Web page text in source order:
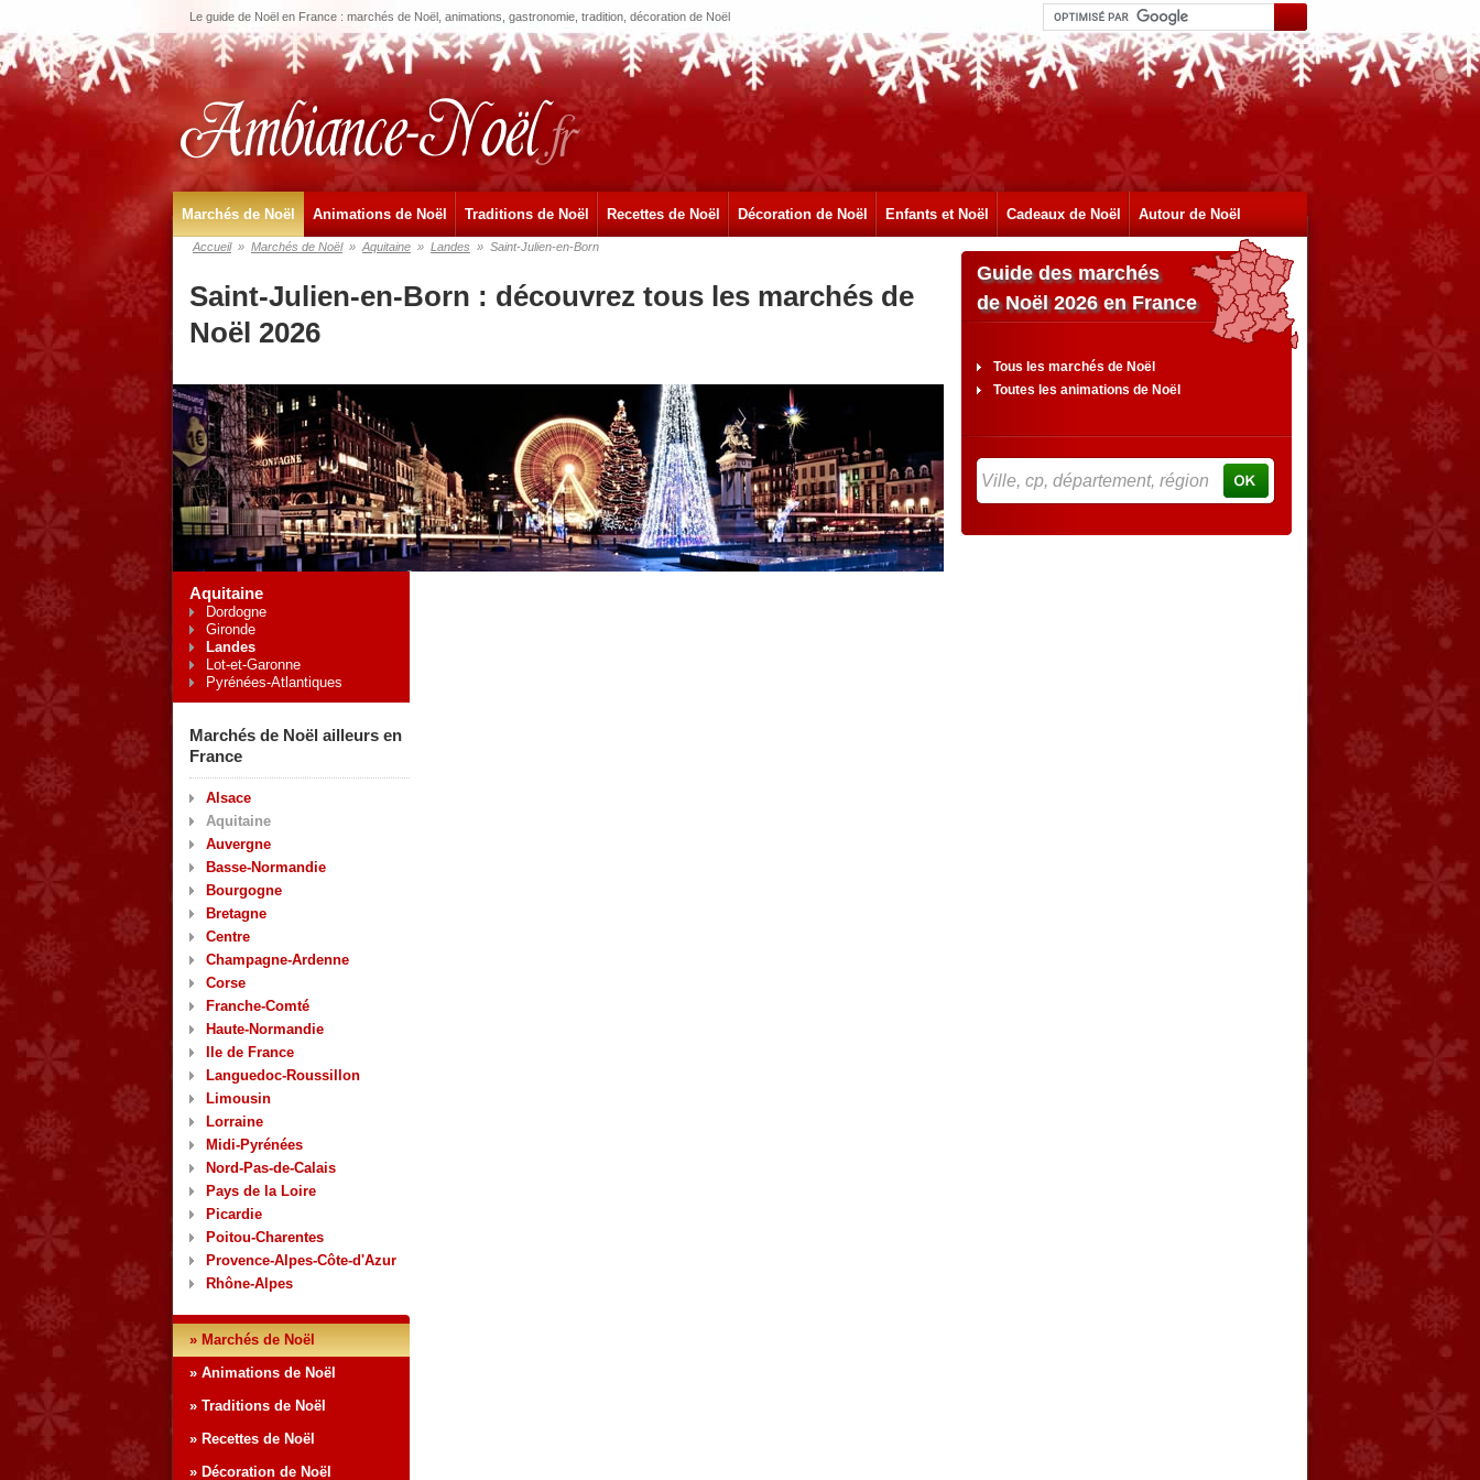
Le guide de Noël en France : marchés de Noël, animations, gastronomie, tradition, décoration de Noël
Marchés de Noël Animations de Noël Traditions de Noël Recettes de Noël Décoration de Noël Enfants et Noël Cadeaux de Noël Autour de Noël
Accueil » Marchés de Noël » Aquitaine » Landes » Saint-Julien-en-Born
Saint-Julien-en-Born : découvrez tous les marchés de
Noël 2026
Aquitaine
Dordogne
Gironde
Landes
Lot-et-Garonne
Pyrénées-Atlantiques
Marchés de Noël ailleurs en
France
Alsace
Aquitaine
Auvergne
Basse-Normandie
Bourgogne
Bretagne
Centre
Champagne-Ardenne
Corse
Franche-Comté
Haute-Normandie
Ile de France
Languedoc-Roussillon
Limousin
Lorraine
Midi-Pyrénées
Nord-Pas-de-Calais
Pays de la Loire
Picardie
Poitou-Charentes
Provence-Alpes-Côte-d'Azur
Rhône-Alpes
» Marchés de Noël
» Animations de Noël
» Traditions de Noël
» Recettes de Noël
» Décoration de Noël
Guide des marchés
de Noël 2026 en France
Tous les marchés de Noël
Toutes les animations de Noël